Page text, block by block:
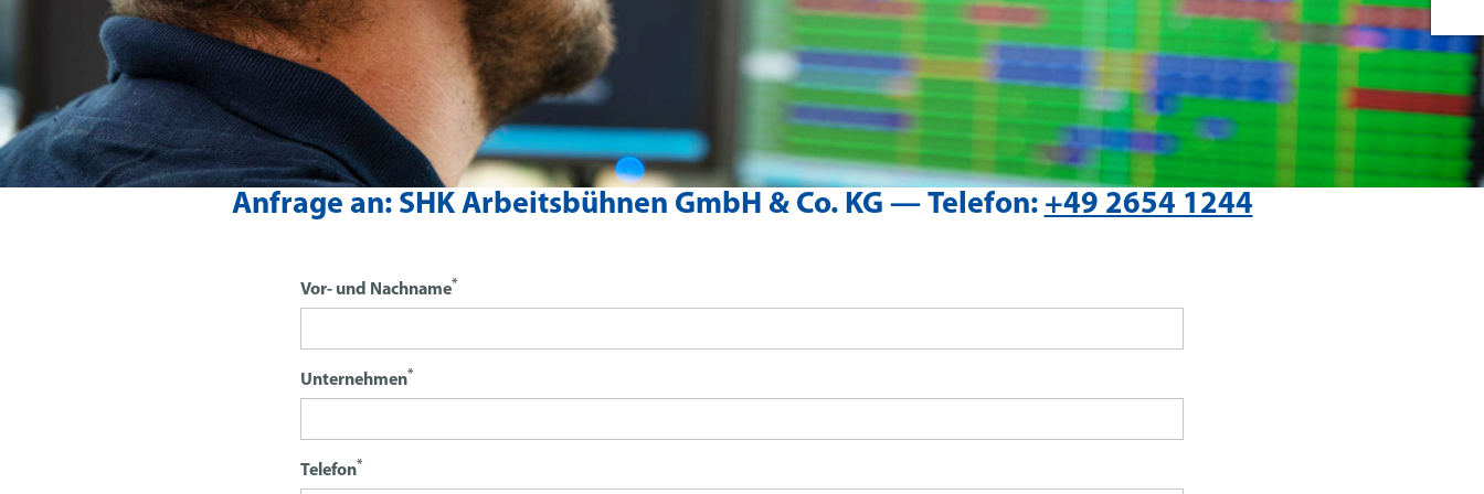
Anfrage an:SHK Arbeitsbühnen GmbH & Co. KG — Telefon: +49 2654 1244
Vor- und Nachname*
Unternehmen*
Telefon*